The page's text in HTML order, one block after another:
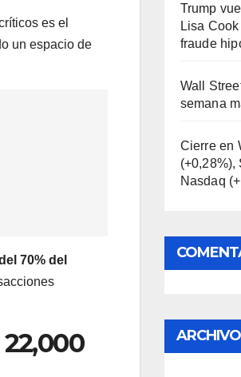
es el
un espacio de
70% del
Trump
Lisa
fraude
Wall
semana
Cierre en
(+0,28%),
Nasdaq